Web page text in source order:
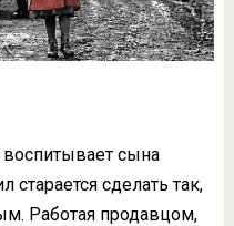
сына
старается сделать так,
Работая продавцом,